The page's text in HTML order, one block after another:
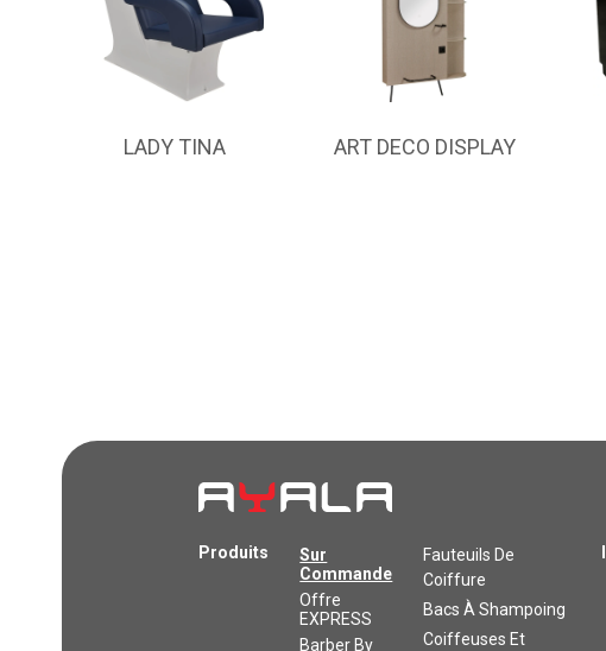
LADY TINA ART DECO DISPLAY
Produits
Sur
Commande
Offre
EXPRESS
Barber By
Fauteuils De
Coiffure
Bacs À Shampoing
Coiffeuses Et